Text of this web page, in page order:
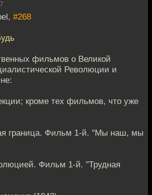
#268
фильмов о Великой
Революции и
кроме тех фильмов, что уже
граница. Фильм 1-й. "Мы наш, мы
Фильм 1-й. "Трудная